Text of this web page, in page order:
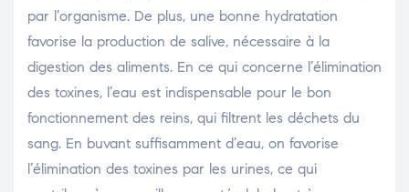
par l’organisme. De plus, une bonne hydratation
favorise la production de salive, nécessaire à la
digestion des aliments. En ce qui concerne l’élimination
des toxines, l’eau est indispensable pour le bon
fonctionnement des reins, qui filtrent les déchets du
sang. En buvant suffisamment d’eau, on favorise
l’élimination des toxines par les urines, ce qui